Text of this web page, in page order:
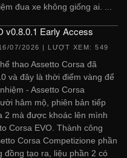
đua xe không giống ai. ...
v0.8.0.1 Early Access
07/2026 | LƯỢT XEM: 549
thao Assetto Corsa đã
và đây là thời điểm vàng để
- Assetto Corsa
hâm mộ, phiên bản tiếp
2 mà được khoác lên mình
Corsa EVO. Thành công
Corsa Competizione phần
đồng tạo ra, liệu phần 2 có